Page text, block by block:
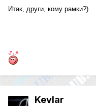
Итак, други, кому рамки?)
Kevlar